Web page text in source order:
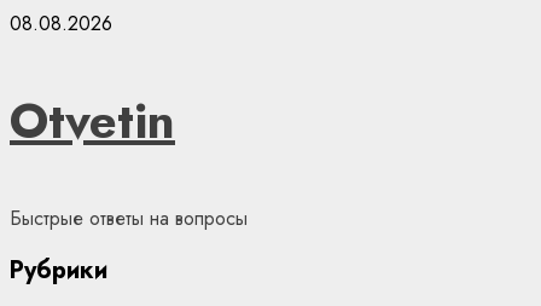
Skip
08.08.2026
Otvetin
Быстрые ответы на вопросы
Рубрики